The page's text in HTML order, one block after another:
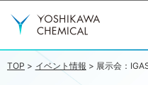
ダ
TOP イベント情報 展示会：